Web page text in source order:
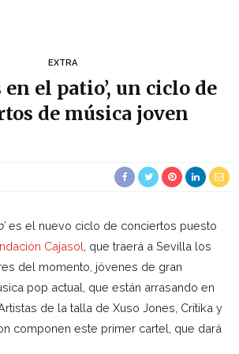
EXTRA
en el patio’, un ciclo de
de música joven
es el nuevo ciclo de conciertos puesto
Cajasol , que traerá a Sevilla los
del momento, jóvenes de gran
pop actual, que están arrasando en
de la talla de Xuso Jones, Critika y
componen este primer cartel, que dará